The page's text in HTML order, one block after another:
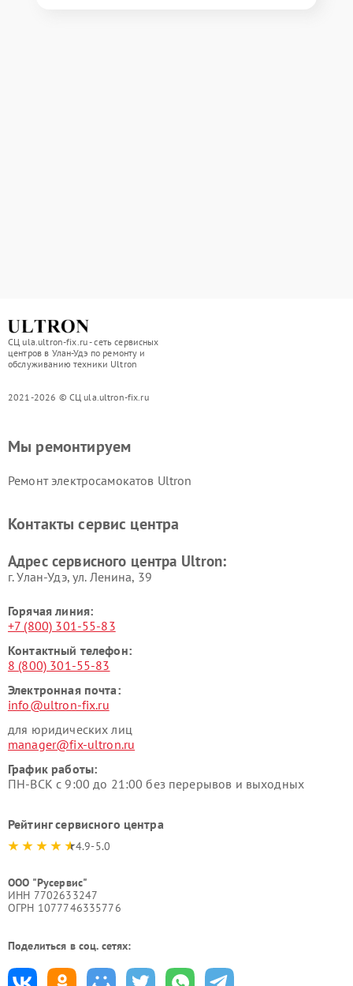
СЦ ula.ultron-fix.ru - сеть сервисных
центров в Улан-Удэ по ремонту и
обслуживанию техники Ultron
2021-2026 © СЦ ula.ultron-fix.ru
Мы ремонтируем
Ремонт электросамокатов Ultron
Контакты сервис центра
Адрес сервисного центра Ultron:
г. Улан-Удэ, ул. Ленина, 39
Горячая линия:
+7 (800) 301-55-83
Контактный телефон:
8 (800) 301-55-83
Электронная почта:
info@ultron-fix.ru
для юридических лиц
manager@fix-ultron.ru
График работы:
ПН-ВСК с 9:00 до 21:00 без перерывов и выходных
Рейтинг сервисного центра
4.9-5.0
ООО "Русервис"
ИНН 7702633247
ОГРН 1077746335776
Поделиться в соц. сетях: